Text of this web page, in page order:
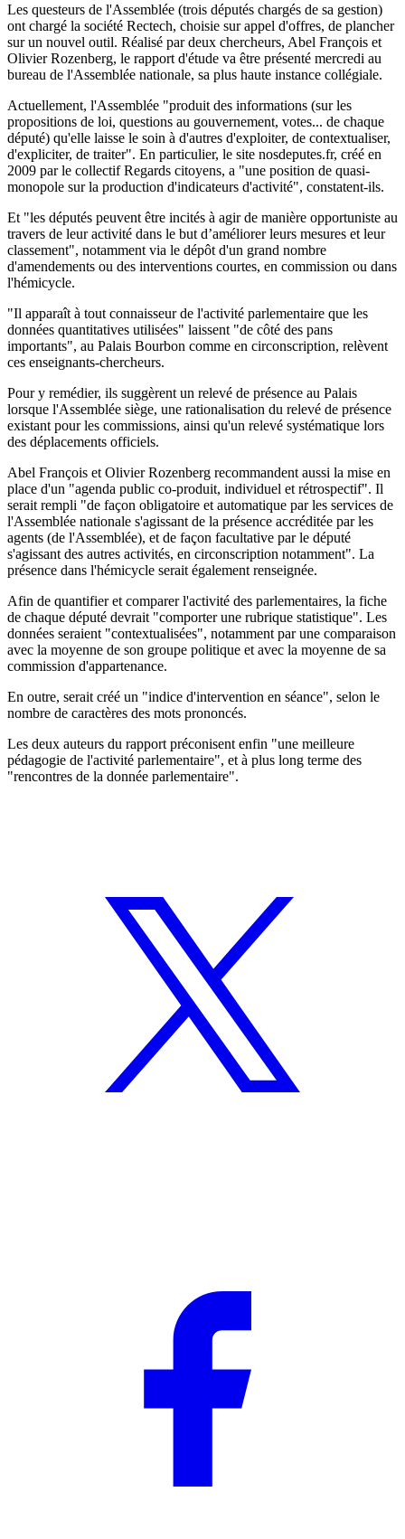
Les questeurs de l'Assemblée (trois députés chargés de sa gestion)
ont chargé la société Rectech, choisie sur appel d'offres, de plancher
sur un nouvel outil. Réalisé par deux chercheurs, Abel François et
Olivier Rozenberg, le rapport d'étude va être présenté mercredi au
bureau de l'Assemblée nationale, sa plus haute instance collégiale.
Actuellement, l'Assemblée "produit des informations (sur les
propositions de loi, questions au gouvernement, votes... de chaque
député) qu'elle laisse le soin à d'autres d'exploiter, de contextualiser,
d'expliciter, de traiter". En particulier, le site nosdeputes.fr, créé en
2009 par le collectif Regards citoyens, a "une position de quasi-
monopole sur la production d'indicateurs d'activité", constatent-ils.
Et "les députés peuvent être incités à agir de manière opportuniste au
travers de leur activité dans le but d’améliorer leurs mesures et leur
classement", notamment via le dépôt d'un grand nombre
d'amendements ou des interventions courtes, en commission ou dans
l'hémicycle.
"Il apparaît à tout connaisseur de l'activité parlementaire que les
données quantitatives utilisées" laissent "de côté des pans
importants", au Palais Bourbon comme en circonscription, relèvent
ces enseignants-chercheurs.
Pour y remédier, ils suggèrent un relevé de présence au Palais
lorsque l'Assemblée siège, une rationalisation du relevé de présence
existant pour les commissions, ainsi qu'un relevé systématique lors
des déplacements officiels.
Abel François et Olivier Rozenberg recommandent aussi la mise en
place d'un "agenda public co-produit, individuel et rétrospectif". Il
serait rempli "de façon obligatoire et automatique par les services de
l'Assemblée nationale s'agissant de la présence accréditée par les
agents (de l'Assemblée), et de façon facultative par le député
s'agissant des autres activités, en circonscription notamment". La
présence dans l'hémicycle serait également renseignée.
Afin de quantifier et comparer l'activité des parlementaires, la fiche
de chaque député devrait "comporter une rubrique statistique". Les
données seraient "contextualisées", notamment par une comparaison
avec la moyenne de son groupe politique et avec la moyenne de sa
commission d'appartenance.
En outre, serait créé un "indice d'intervention en séance", selon le
nombre de caractères des mots prononcés.
Les deux auteurs du rapport préconisent enfin "une meilleure
pédagogie de l'activité parlementaire", et à plus long terme des
"rencontres de la donnée parlementaire".